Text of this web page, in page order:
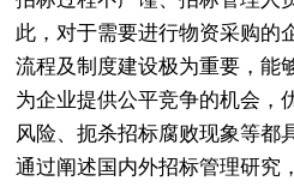
此，对于需要进行物资采购的
流程及制度建设极为重要，能
为企业提供公平竞争的机会，
风险、扼杀招标腐败现象等都
通过阐述国内外招标管理研究